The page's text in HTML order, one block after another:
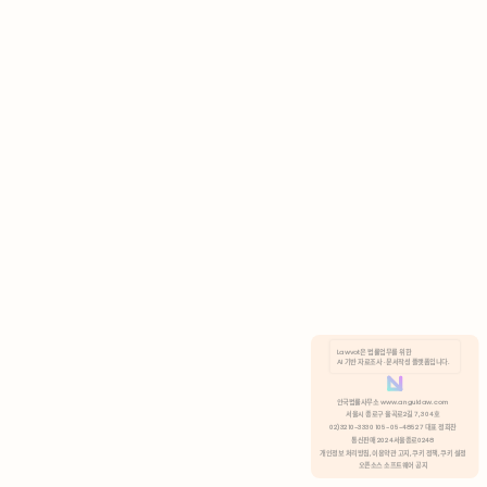
분석 쿠키 허용
Lawvot은 법률업무를 위한
AI 기반 자료조사 · 문서작성 플랫폼입니다.
안국법률사무소 www.anguklaw.com
서울시 종로구 율곡로2길 7, 304호
02)3210-3330 105-05-48527 대표 정희찬
통신판매 2024서울종로0248
개인정보 처리방침, 이용약관 고지, 쿠키 정책, 쿠키 설정
오픈소스 소프트웨어 공지